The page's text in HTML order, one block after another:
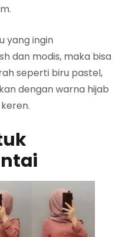
yang ingin
dan modis, maka bisa
seperti biru pastel,
dengan warna hijab